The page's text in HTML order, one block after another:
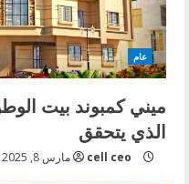
عام
ميني كمبوند بيت
الذي يتحقق
cell ceo مارس 8, 2025